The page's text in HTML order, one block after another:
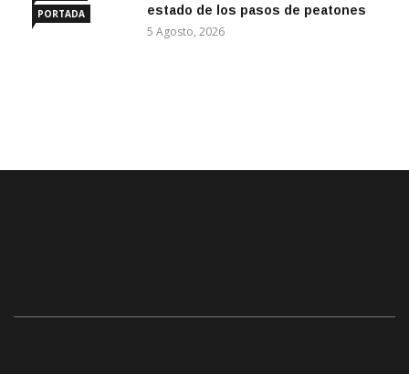
PORTADA
estado de los pasos de peatones
5 Agosto, 2026